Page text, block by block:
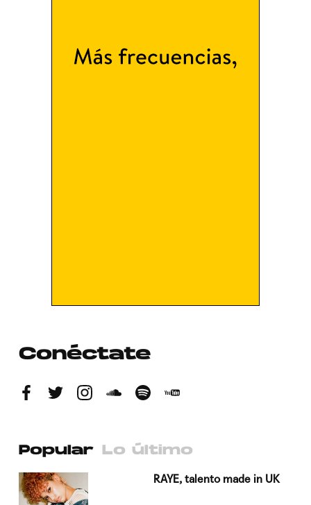
Conéctate
Popular Lo último
RAYE, talento made in UK